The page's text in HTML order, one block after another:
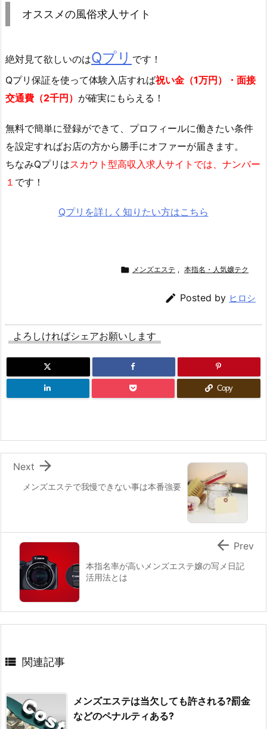
オススメの風俗求人サイト
絶対見て欲しいのはQプリ です！
Qプリ保証を使って体験入店すれば祝い金（1万円）・面接
交通費（2千円） が確実にもらえる！
無料で簡単に登録ができて、プロフィールに働きたい条件
を設定すればお店の方から勝手にオファーが届きます。
ちなみQプリはスカウト型高収入求人サイトでは、ナンバー
１ です！
Qプリを詳しく知りたい方はこちら
 メンズエステ , 本指名・人気嬢テク
 Posted by ヒロシ
よろしければシェアお願いします
Copy
メンズエステで我慢できない事は本番強要

Next
本指名率が高いメンズエステ嬢の写メ日記
活用法とは
 Prev
 関連記事
メンズエステは当欠しても許される?罰金
などのペナルティある?